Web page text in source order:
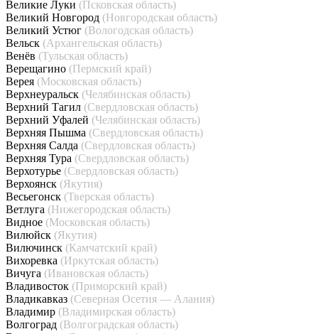
Великие Луки (Псковская область)
Великий Новгород (Новгородская область)
Великий Устюг (Вологодская область)
Вельск (Архангельская область)
Венёв (Тульская область)
Верещагино (Пермский край)
Верея (Московская область)
Верхнеуральск (Челябинская область)
Верхний Тагил (Свердловская область)
Верхний Уфалей (Челябинская область)
Верхняя Пышма (Свердловская область)
Верхняя Салда (Свердловская область)
Верхняя Тура (Свердловская область)
Верхотурье (Свердловская область)
Верхоянск (Якутия)
Весьегонск (Тверская область)
Ветлуга (Нижегородская область)
Видное (Московская область)
Вилюйск (Якутия)
Вилючинск (Камчатский край)
Вихоревка (Иркутская область)
Вичуга (Ивановская область)
Владивосток (Приморский край)
Владикавказ (Северная Осетия — Алания)
Владимир (Владимирская область)
Волгоград (Волгоградская область)